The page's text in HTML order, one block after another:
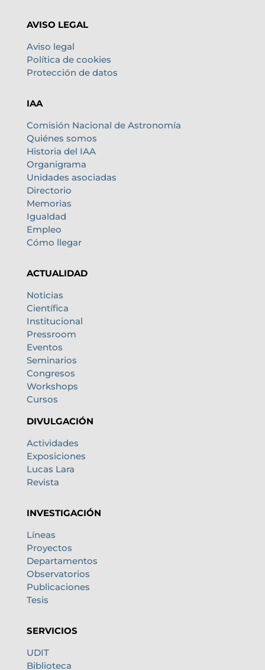
AVISO LEGAL
Aviso legal
Política de cookies
Protección de datos
IAA
Comisión Nacional de Astronomía
Quiénes somos
Historia del IAA
Organigrama
Unidades asociadas
Directorio
Memorias
Igualdad
Empleo
Cómo llegar
ACTUALIDAD
Noticias
Científica
Institucional
Pressroom
Eventos
Seminarios
Congresos
Workshops
Cursos
DIVULGACIÓN
Actividades
Exposiciones
Lucas Lara
Revista
INVESTIGACIÓN
Líneas
Proyectos
Departamentos
Observatorios
Publicaciones
Tesis
SERVICIOS
UDIT
Biblioteca